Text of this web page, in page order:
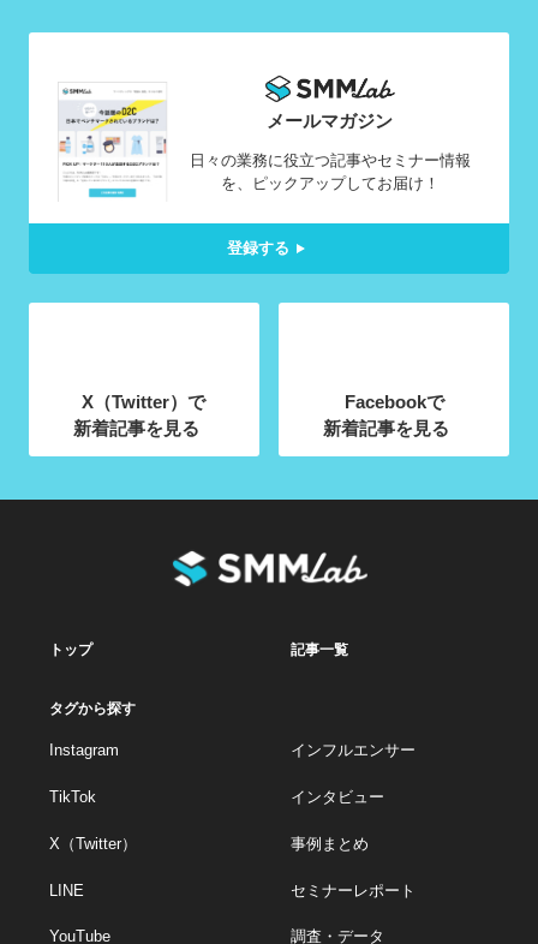
メールマガジン
日々の業務に役立つ記事やセミナー情報
を、ピックアップしてお届け！
登録する
X（Twitter）で
新着記事を見る
Facebookで
新着記事を見る
トップ 記事一覧
タグから探す
Instagram
TikTok
X（Twitter）
LINE
YouTube
インフルエンサー
インタビュー
事例まとめ
セミナーレポート
調査・データ